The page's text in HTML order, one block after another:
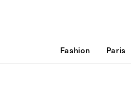
Fashion Paris